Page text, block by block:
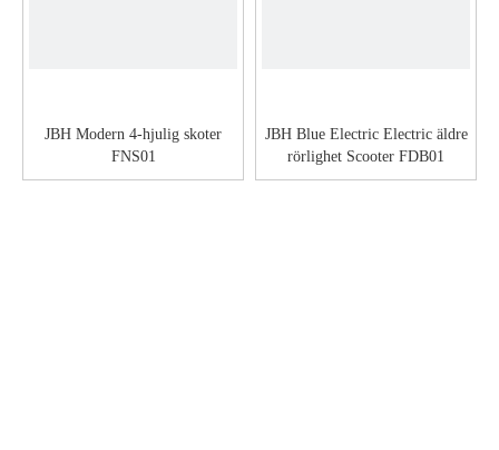
JBH Modern 4-hjulig skoter
FNS01
JBH Blue Electric Electric äldre
rörlighet Scooter FDB01